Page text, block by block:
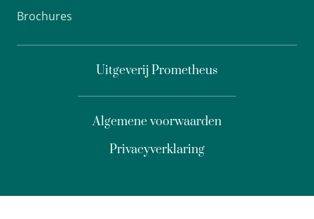
Brochures
Uitgeverij Prometheus
Privacyverklaring
Algemene voorwaarden